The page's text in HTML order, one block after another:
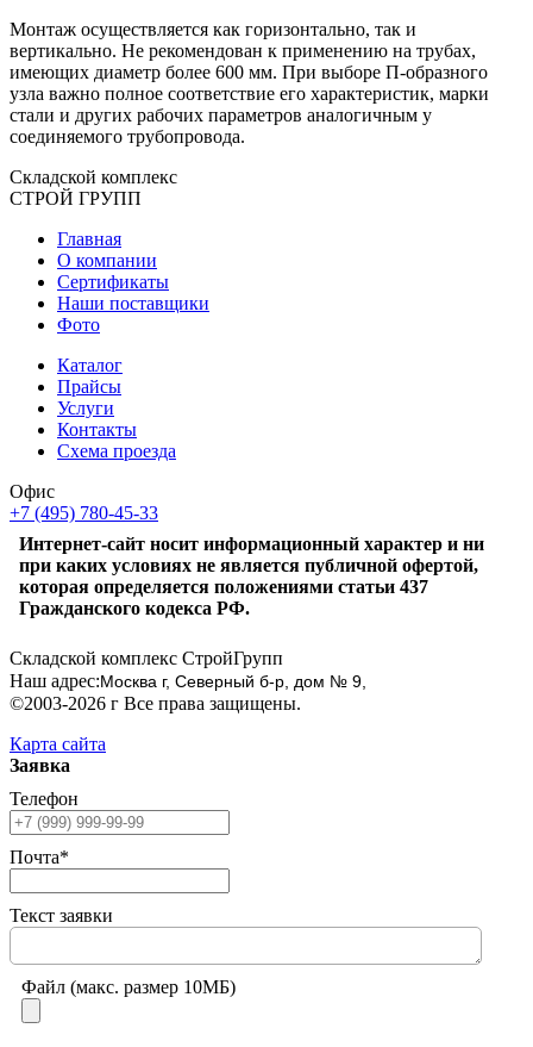
Монтаж осуществляется как горизонтально, так и
вертикально. Не рекомендован к применению на трубах,
имеющих диаметр более 600 мм. При выборе П-образного
узла важно полное соответствие его характеристик, марки
стали и других рабочих параметров аналогичным у
соединяемого трубопровода.
Складской комплекс
СТРОЙ ГРУПП
Главная
О компании
Сертификаты
Наши поставщики
Фото
Каталог
Прайсы
Услуги
Контакты
Схема проезда
Офис
+7 (495) 780-45-33
Интернет-сайт носит информационный характер и ни
при каких условиях не является публичной офертой,
которая определяется положениями статьи 437
Гражданского кодекса РФ.
Складской комплекс СтройГрупп
Наш адрес:Москва г, Северный б-р, дом № 9,
©2003-2026 г Все права защищены.
Карта сайта
Заявка
Телефон
Почта*
Текст заявки
Файл (макс. размер 10МБ)